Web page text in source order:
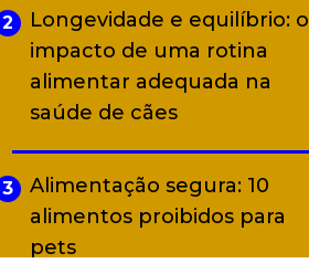
2
Longevidade e equilíbrio: o
impacto de uma rotina
alimentar adequada na
saúde de cães
3
Alimentação segura: 10
alimentos proibidos para
pets